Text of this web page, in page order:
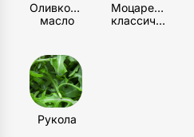
Оливковое
масло
Моцарелла
классическая
Рукола